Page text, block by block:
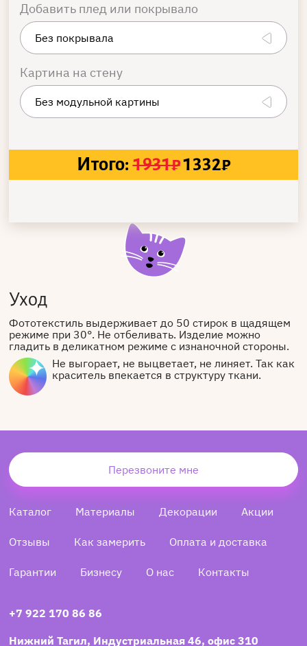
Добавить плед или покрывало
Картина на стену
Итого: 1931₽1332₽
Уход
Фототекстиль выдерживает до 50 стирок в щадящем
режиме при 30°. Не отбеливать. Изделие можно
гладить в деликатном режиме с изнаночной стороны.
Не выгорает, не выцветает, не линяет. Так как
краситель впекается в структуру ткани.
Перезвоните мне
Каталог Материалы Декорации Акции
Отзывы Как замерить Оплата и доставка
Гарантии Бизнесу О нас Контакты
+7 922 170 86 86
Нижний Тагил, Индустриальная 46, офис 310